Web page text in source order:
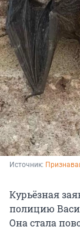
Источник:
Курьёзная
полицию
Она стала